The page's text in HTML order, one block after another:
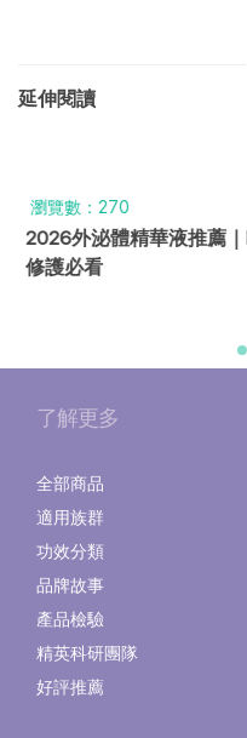
延伸閱讀
瀏覽數：270
2026外泌體精華液推薦
修護必看
了解更多
全部商品
適用族群
功效分類
品牌故事
產品檢驗
精英科研團隊
好評推薦